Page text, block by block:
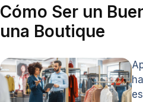
Cómo Ser un
una Boutique